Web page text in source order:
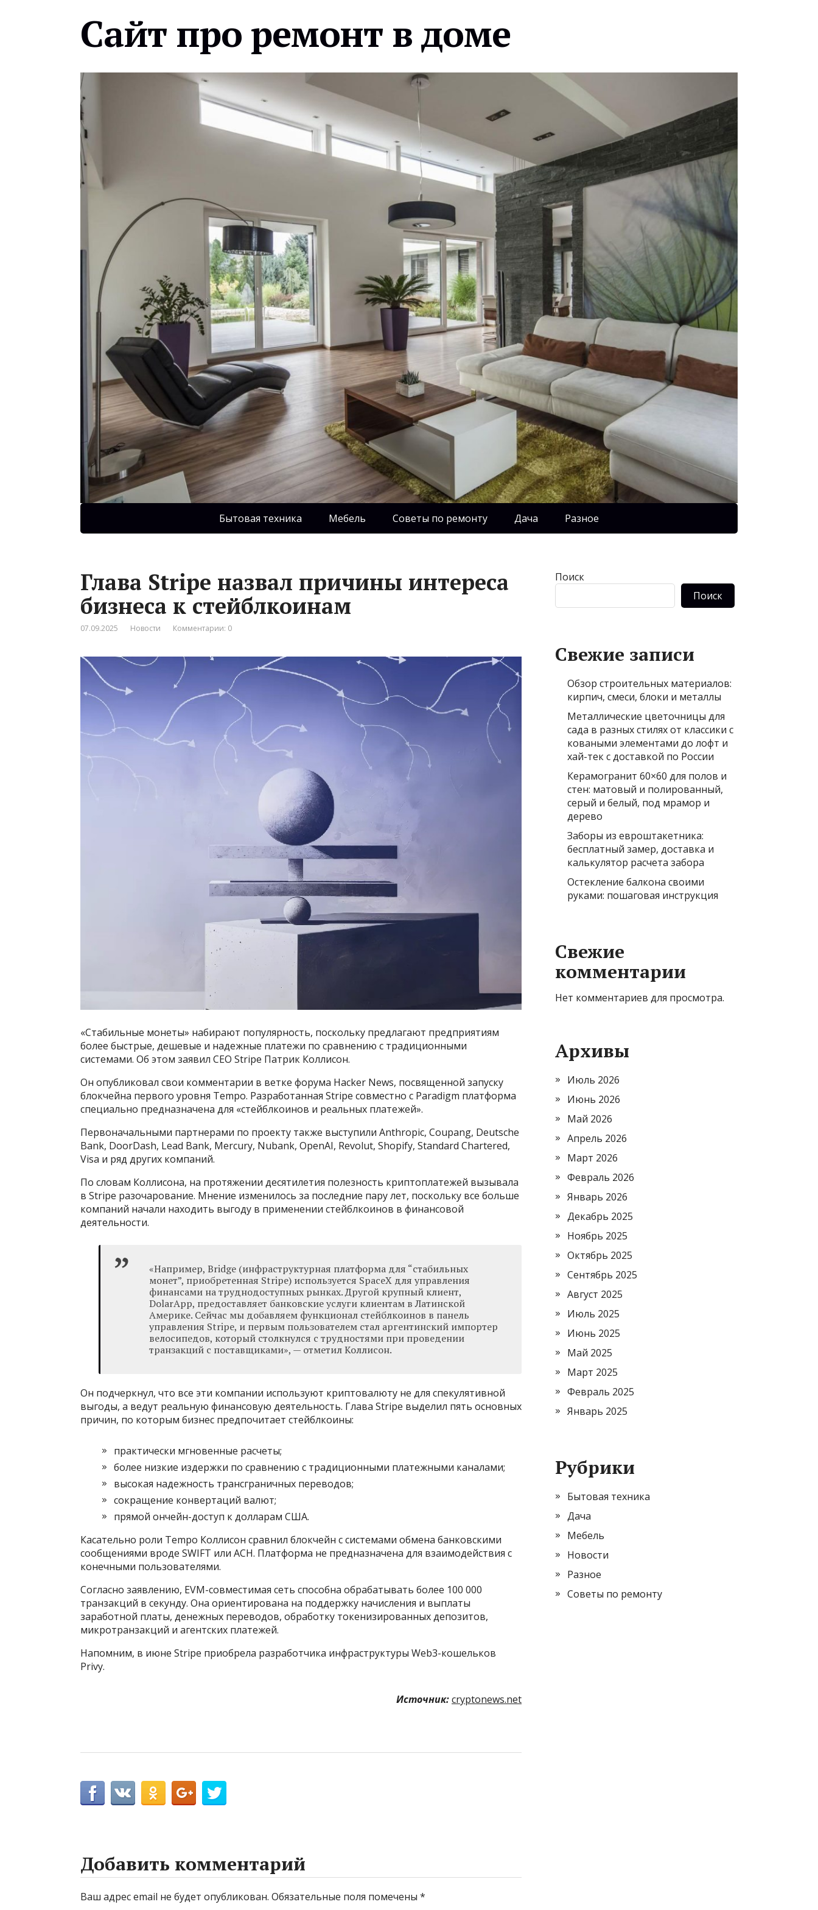
Сайт про ремонт в доме
Бытовая техника Мебель Советы по ремонту Дача Разное
Глава Stripe назвал причины интереса
бизнеса к стейблкоинам
07.09.2025 Новости Комментарии: 0
«Стабильные монеты» набирают популярность, поскольку предлагают предприятиям
более быстрые, дешевые и надежные платежи по сравнению с традиционными
системами. Об этом заявил CEO Stripe Патрик Коллисон.
Он опубликовал свои комментарии в ветке форума Hacker News, посвященной запуску
блокчейна первого уровня Tempo. Разработанная Stripe совместно с Paradigm платформа
специально предназначена для «стейблкоинов и реальных платежей».
Первоначальными партнерами по проекту также выступили Anthropic, Coupang, Deutsche
Bank, DoorDash, Lead Bank, Mercury, Nubank, OpenAI, Revolut, Shopify, Standard Chartered,
Visa и ряд других компаний.
По словам Коллисона, на протяжении десятилетия полезность криптоплатежей вызывала
в Stripe разочарование. Мнение изменилось за последние пару лет, поскольку все больше
компаний начали находить выгоду в применении стейблкоинов в финансовой
деятельности.
«Например, Bridge (инфраструктурная платформа для “стабильных
монет”, приобретенная Stripe) используется SpaceX для управления
финансами на труднодоступных рынках. Другой крупный клиент,
DolarApp, предоставляет банковские услуги клиентам в Латинской
Америке. Сейчас мы добавляем функционал стейблкоинов в панель
управления Stripe, и первым пользователем стал аргентинский импортер
велосипедов, который столкнулся с трудностями при проведении
транзакций с поставщиками», — отметил Коллисон.
Он подчеркнул, что все эти компании используют криптовалюту не для спекулятивной
выгоды, а ведут реальную финансовую деятельность. Глава Stripe выделил пять основных
причин, по которым бизнес предпочитает стейблкоины:
практически мгновенные расчеты;
более низкие издержки по сравнению с традиционными платежными каналами;
высокая надежность трансграничных переводов;
сокращение конвертаций валют;
прямой ончейн-доступ к долларам США.
Касательно роли Tempo Коллисон сравнил блокчейн с системами обмена банковскими
сообщениями вроде SWIFT или ACH. Платформа не предназначена для взаимодействия с
конечными пользователями.
Согласно заявлению, EVM-совместимая сеть способна обрабатывать более 100 000
транзакций в секунду. Она ориентирована на поддержку начисления и выплаты
заработной платы, денежных переводов, обработку токенизированных депозитов,
микротранзакций и агентских платежей.
Напомним, в июне Stripe приобрела разработчика инфраструктуры Web3-кошельков
Privy.
Источник:cryptonews.net
Добавить комментарий
Ваш адрес email не будет опубликован. Обязательные поля помечены *
Поиск
Поиск
Свежие записи
Обзор строительных материалов:
кирпич, смеси, блоки и металлы
Металлические цветочницы для
сада в разных стилях от классики с
коваными элементами до лофт и
хай-тек с доставкой по России
Керамогранит 60×60 для полов и
стен: матовый и полированный,
серый и белый, под мрамор и
дерево
Заборы из евроштакетника:
бесплатный замер, доставка и
калькулятор расчета забора
Остекление балкона своими
руками: пошаговая инструкция
Свежие
комментарии
Нет комментариев для просмотра.
Архивы
Июль 2026
Июнь 2026
Май 2026
Апрель 2026
Март 2026
Февраль 2026
Январь 2026
Декабрь 2025
Ноябрь 2025
Октябрь 2025
Сентябрь 2025
Август 2025
Июль 2025
Июнь 2025
Май 2025
Март 2025
Февраль 2025
Январь 2025
Рубрики
Бытовая техника
Дача
Мебель
Новости
Разное
Советы по ремонту